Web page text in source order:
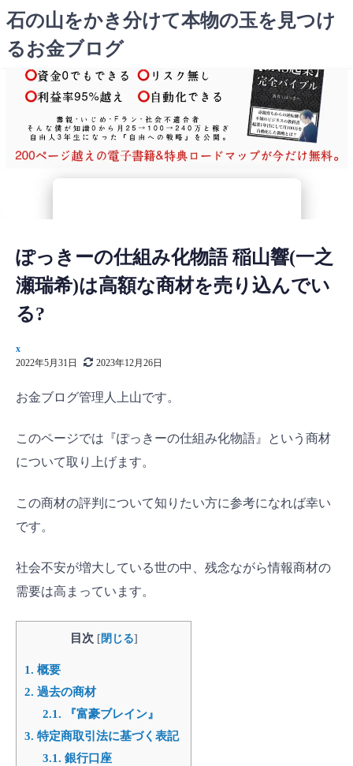
コ
ン
テ
石の山をかき分けて本物の玉を見つけ
るお金ブログ
ぽっきーの仕組み化物語 稲山響(一之
瀬瑞希)は高額な商材を売り込んでい
る?
x
2022年5月31日
2023年12月26日
お金ブログ管理人上山です。
このページでは『ぽっきーの仕組み化物語』という商材
について取り上げます。
この商材の評判について知りたい方に参考になれば幸い
です。
社会不安が増大している世の中、残念ながら情報商材の
需要は高まっています。
目次 [ 閉じる]
1. 概要
2. 過去の商材
2.1. 『富豪ブレイン』
3. 特定商取引法に基づく表記
3.1. 銀行口座